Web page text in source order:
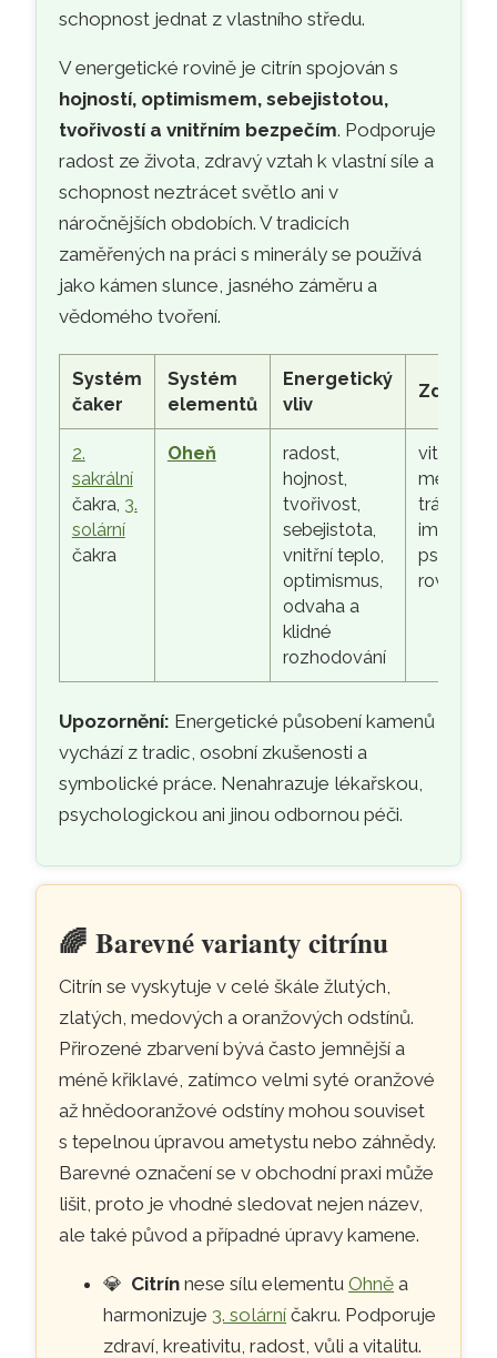
schopnost jednat z vlastního středu.
V energetické rovině je citrín spojován s
hojností, optimismem, sebejistotou,
tvořivostí a vnitřním bezpečím. Podporuje
radost ze života, zdravý vztah k vlastní síle a
schopnost neztrácet světlo ani v
náročnějších obdobích. V tradicích
zaměřených na práci s minerály se používá
jako kámen slunce, jasného záměru a
vědomého tvoření.
Systém
čaker
Systém
elementů
Energetický
vliv
Zdraví
2.
sakrální
čakra, 3.
solární
čakra
Oheň
radost,
hojnost,
tvořivost,
sebejistota,
vnitřní teplo,
optimismus,
odvaha a
klidné
rozhodování
vitalita,
trávení,
imunita,
Upozornění: Energetické působení kamenů
vychází z tradic, osobní zkušenosti a
symbolické práce. Nenahrazuje lékařskou,
psychologickou ani jinou odbornou péči.
🌈Barevné varianty citrínu
Citrín se vyskytuje v celé škále žlutých,
zlatých, medových a oranžových odstínů.
Přirozené zbarvení bývá často jemnější a
méně křiklavé, zatímco velmi syté oranžové
až hnědooranžové odstíny mohou souviset
s tepelnou úpravou ametystu nebo záhnědy.
Barevné označení se v obchodní praxi může
lišit, proto je vhodné sledovat nejen název,
ale také původ a případné úpravy kamene.
💎 Citrín nese sílu elementuOhně a
harmonizuje 3. solární čakru. Podporuje
zdraví, kreativitu, radost, vůli a vitalitu.